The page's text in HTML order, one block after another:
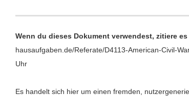
Wenn du dieses Dokument verwendest, zitiere
hausaufgaben.de/Referate/D4113-American-Civil-
Uhr
Es handelt sich hier um einen fremden,